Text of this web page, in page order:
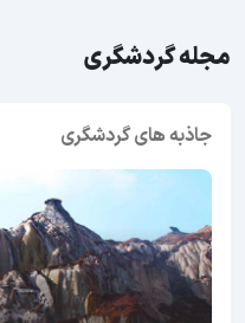
مجله گردشگری
جاذبه های گردشگری